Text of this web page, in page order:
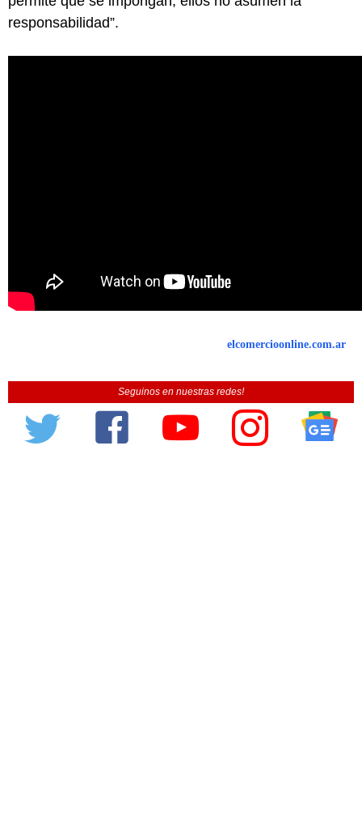
responsabilidad”.
elcomercioonline.com.ar
Seguinos en nuestras redes!